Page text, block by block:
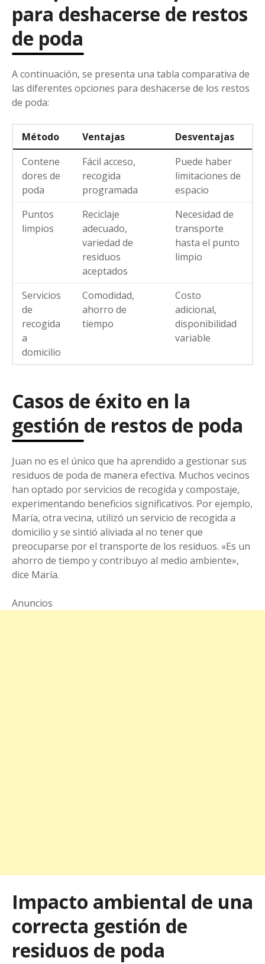
para deshacerse de restos
de poda
A continuación, se presenta una tabla comparativa de
las diferentes opciones para deshacerse de los restos
de poda:
Método Ventajas
Desventajas
Contene
dores de
poda
Fácil acceso,
recogida
programada
Puede haber
limitaciones de
espacio
Puntos
limpios
Reciclaje
adecuado,
variedad de
residuos
aceptados
Necesidad de
transporte
hasta el punto
limpio
Servicios
de
recogida
a
domicilio
Comodidad,
ahorro de
tiempo
Costo
adicional,
disponibilidad
variable
Casos de éxito en la
gestión de restos de poda
Juan no es el único que ha aprendido a gestionar sus
residuos de poda de manera efectiva. Muchos vecinos
han optado por servicios de recogida y compostaje,
experimentando beneficios significativos. Por ejemplo,
María, otra vecina, utilizó un servicio de recogida a
domicilio y se sintió aliviada al no tener que
preocuparse por el transporte de los residuos. «Es un
ahorro de tiempo y contribuyo al medio ambiente»,
dice María.
Anuncios
Impacto ambiental de una
correcta gestión de
residuos de poda